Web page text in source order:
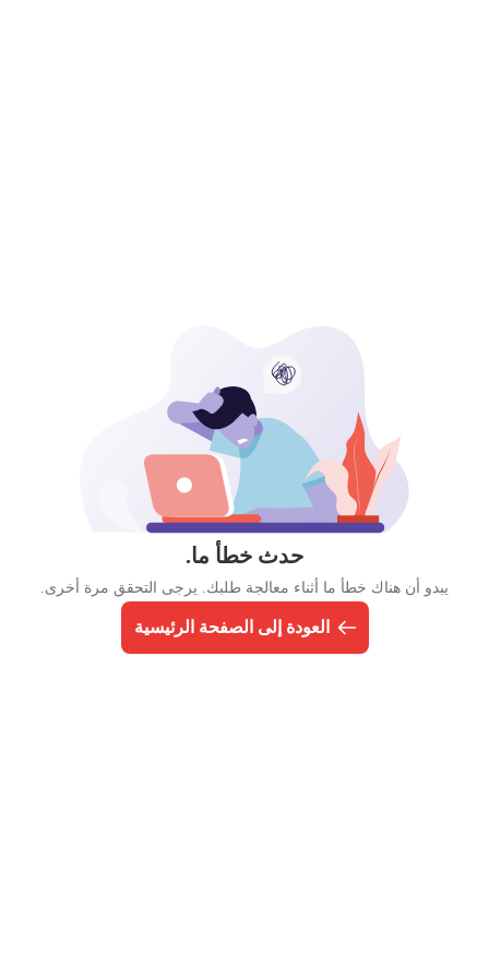
حدث خطأ ما.
يبدو أن هناك خطأ ما أثناء معالجة طلبك. يرجى التحقق مرة أخرى.
العودة إلى الصفحة الرئيسية